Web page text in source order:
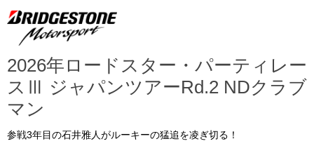
2026年ロードスター・パーティレー
スⅢ ジャパンツアーRd.2 NDクラブ
マン
参戦3年目の石井雅人がルーキーの猛追を凌ぎ切る！